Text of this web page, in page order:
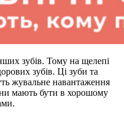
зубів. Тому на щелепі
зубів. Ці зуби та
жувальне навантаження
мають бути в хорошому